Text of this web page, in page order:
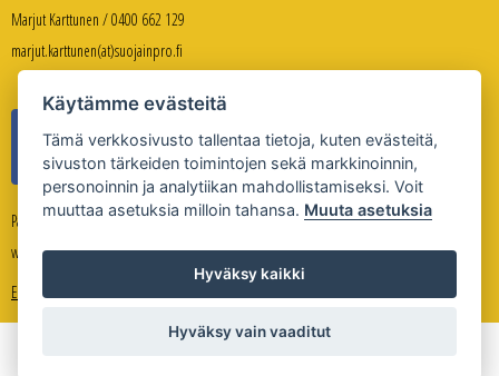
Marjut Karttunen / 0400 662 129
marjut.karttunen(at)suojainpro.fi
Palveleva verkkokauppa:
www.suojanpro.fi
Evästeasetukset
Käytämme evästeitä
Tämä verkkosivusto tallentaa tietoja, kuten evästeitä,
sivuston tärkeiden toimintojen sekä markkinoinnin,
personoinnin ja analytiikan mahdollistamiseksi. Voit
muuttaa asetuksia milloin tahansa. Muuta asetuksia
Hyväksy kaikki
Hyväksy vain vaaditut